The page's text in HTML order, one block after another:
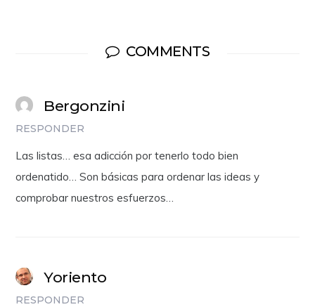
COMMENTS
Bergonzini
RESPONDER
Las listas… esa adicción por tenerlo todo bien
ordenatido… Son básicas para ordenar las ideas y
comprobar nuestros esfuerzos…
Yoriento
RESPONDER